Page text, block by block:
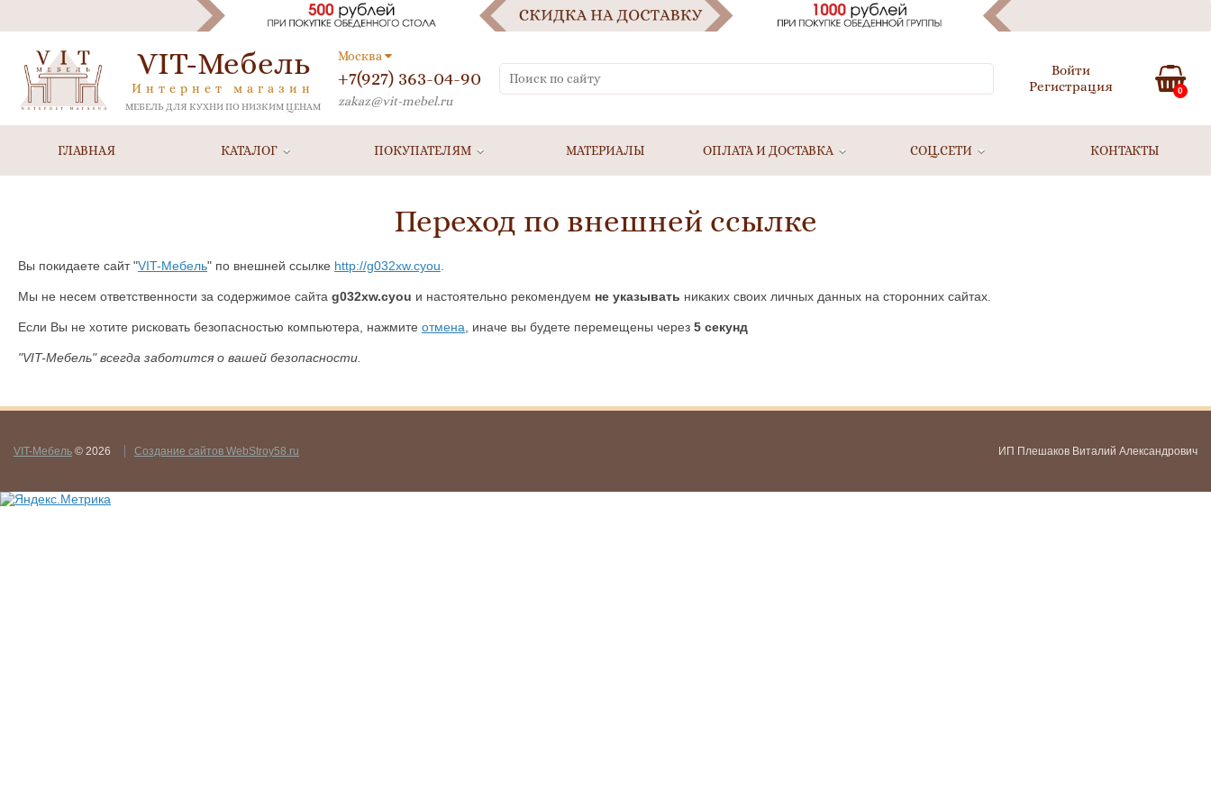
VIT-Мебель
Интернет магазин
МЕБЕЛЬ ДЛЯ КУХНИ ПО НИЗКИМ ЦЕНАМ
Москва
+7(927) 363-04-90
zakaz@vit-mebel.ru
Войти
Регистрация
0
ГЛАВНАЯ КАТАЛОГ ПОКУПАТЕЛЯМ МАТЕРИАЛЫ ОПЛАТА И ДОСТАВКА СОЦ.СЕТИ КОНТАКТЫ
Переход по внешней ссылке
Вы покидаете сайт "VIT-Мебель" по внешней ссылке http://g032xw.cyou
Мы не несем ответственности за содержимое сайта g032xw.cyou и настоятельно рекомендуем не указывать никаких своих личных данных на сторонних сайтах.
Если Вы не хотите рисковать безопасностью компьютера, нажмите отмена , иначе вы будете перемещены через 5 секунд
"VIT-Мебель" всегда заботится о вашей безопасности.
VIT-Мебель © 2026 Создание сайтов WebStroy58.ru ИП Плешаков Виталий Александрович